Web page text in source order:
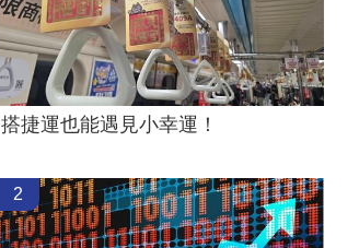
搭捷運也能遇見小幸運！
2